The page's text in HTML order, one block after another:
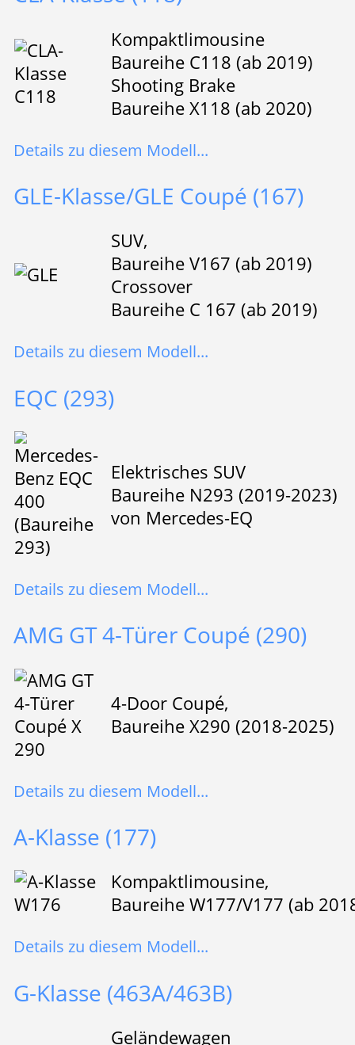
Kompaktlimousine
Baureihe C118 (ab 2019)
Shooting Brake
Baureihe X118 (ab 2020)
Details zu diesem Modell...
GLE-Klasse/GLE Coupé (167)
SUV,
Baureihe V167 (ab 2019)
Crossover
Baureihe C 167 (ab 2019)
Details zu diesem Modell...
EQC (293)
Elektrisches SUV
Baureihe N293 (2019-2023)
von Mercedes-EQ
Details zu diesem Modell...
AMG GT 4-Türer Coupé (290)
4-Door Coupé,
Baureihe X290 (2018-2025)
Details zu diesem Modell...
A-Klasse (177)
Kompaktlimousine,
Baureihe W177/V177 (ab
Details zu diesem Modell...
G-Klasse (463A/463B)
Geländewagen